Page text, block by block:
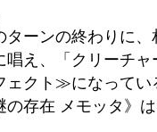
ターンの終わりに
唱え、「クリーチ
ェクト≫になってい
の存在 メモッタ》